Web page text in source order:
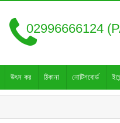
02996666124
উৎস কর ঠিকানা নোটিশবোর্ড